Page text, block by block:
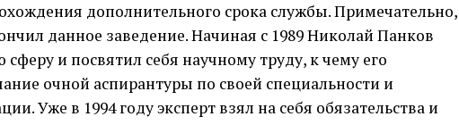
дополнительного срока службы. Примечательно,
данное заведение. Начиная с 1989 Николай Панков
и посвятил себя научному труду, к чему его
очной аспирантуры по своей специальности и
Уже в 1994 году эксперт взял на себя обязательства и